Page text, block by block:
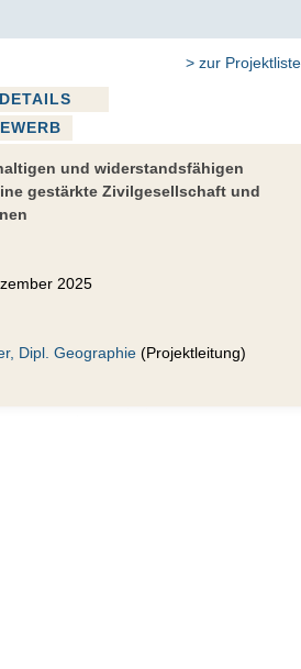
> zur Projektliste
DETAILS
und widerstandsfähigen
gestärkte Zivilgesellschaft und
2025
Dipl. Geographie (Projektleitung)